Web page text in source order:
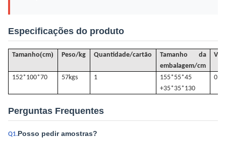
Especificações do produto
Tamanho(cm) Peso/kg Quantidade/cartão
Tamanho da
embalagem/cm
152*100*70 57kgs 1
155*55*45
+35*35*130
Perguntas Frequentes
Q1.Posso pedir amostras?